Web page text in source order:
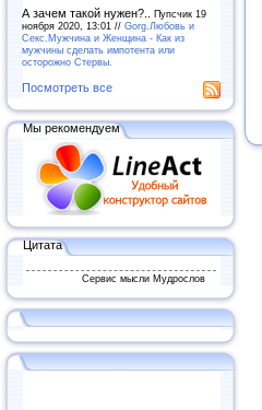
А зачем такой нужен?.. Пупсчик 19
ноября 2020, 13:01 // Gorg.Любовь и
Секс.Мужчина и Женщина - Как из
мужчины сделать импотента или
осторожно Стервы.
Посмотреть все
Мы рекомендуем
Цитата
Сервис мысли Мудрослов